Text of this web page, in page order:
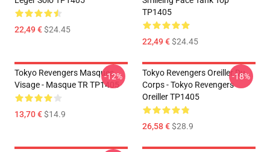
22,49 €$24.45
TP1405
22,49 €$24.45
Tokyo Revengers Masques
Visage - Masque TR TP1405
13,70 €$14.9
-12%
Tokyo Revengers Oreiller Du
Corps - Tokyo Revengers
Oreiller TP1405
26,58 €$28.9
-18%